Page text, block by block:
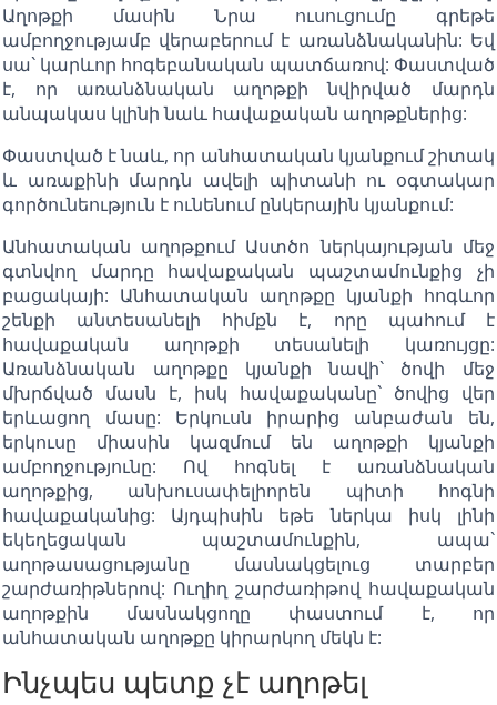
Աղոթքի մասին Նրա ուսուցումը գրեթե
ամբողջությամբ վերաբերում է առանձնականին: Եվ
սա` կարևոր հոգեբանական պատճառով: Փաստված
է, որ առանձնական աղոթքի նվիրված մարդն
անպակաս կլինի նաև հավաքական աղոթքներից:
Փաստված է նաև, որ անհատական կյանքում շիտակ
և առաքինի մարդն ավելի պիտանի ու օգտակար
գործունեություն է ունենում ընկերային կյանքում:
Անհատական աղոթքում Աստծո ներկայության մեջ
գտնվող մարդը հավաքական պաշտամունքից չի
բացակայի: Անհատական աղոթքը կյանքի հոգևոր
շենքի անտեսանելի հիմքն է, որը պահում է
հավաքական աղոթքի տեսանելի կառույցը:
Առանձնական աղոթքը կյանքի նավի` ծովի մեջ
մխրճված մասն է, իսկ հավաքականը` ծովից վեր
երևացող մասը: Երկուսն իրարից անբաժան են,
երկուսը միասին կազմում են աղոթքի կյանքի
ամբողջությունը: Ով հոգնել է առանձնական
աղոթքից, անխուսափելիորեն պիտի հոգնի
հավաքականից: Այդպիսին եթե ներկա իսկ լինի
եկեղեցական պաշտամունքին, ապա`
աղոթասացությանը մասնակցելուց տարբեր
շարժառիթներով: Ուղիղ շարժառիթով հավաքական
աղոթքին մասնակցողը փաստում է, որ
անհատական աղոթքը կիրարկող մեկն է:
Ինչպես պետք չէ աղոթել